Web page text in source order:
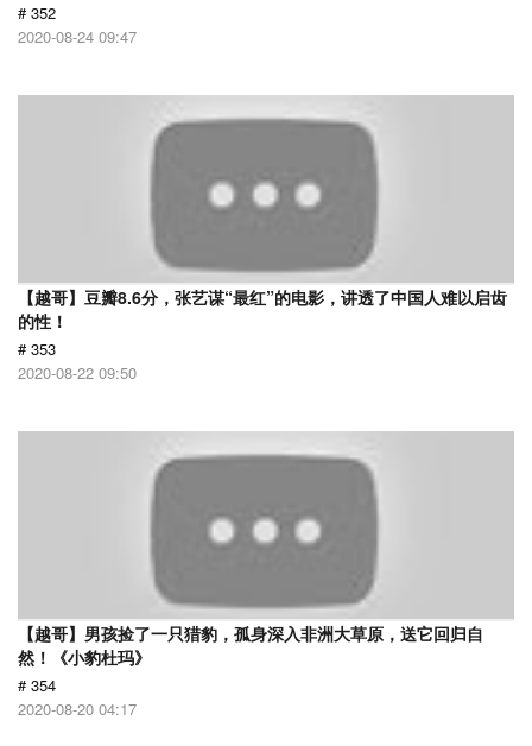
# 352
2020-08-24 09:47
【越哥】豆瓣8.6分，张艺谋“最红”的电影，讲透了中国人难以启齿
的性！
# 353
2020-08-22 09:50
【越哥】男孩捡了一只猎豹，孤身深入非洲大草原，送它回归自
然！《小豹杜玛》
# 354
2020-08-20 04:17